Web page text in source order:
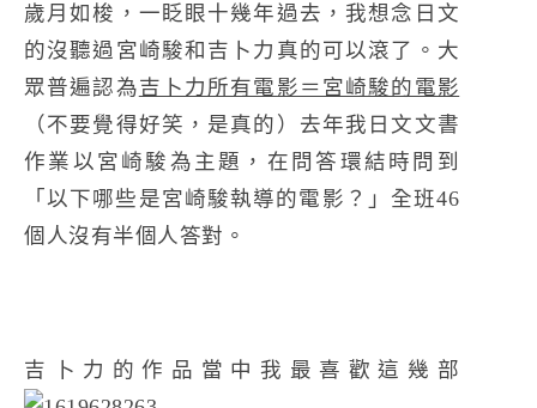
歲月如梭，一眨眼十幾年過去，我想念日文
的沒聽過宮崎駿和吉卜力真的可以滾了。大
眾普遍認為吉卜力所有電影＝宮崎駿的電影
（不要覺得好笑，是真的）去年我日文文書
作業以宮崎駿為主題，在問答環結時問到
「以下哪些是宮崎駿執導的電影？」全班46
個人沒有半個人答對。
吉卜力的作品當中我最喜歡這幾部